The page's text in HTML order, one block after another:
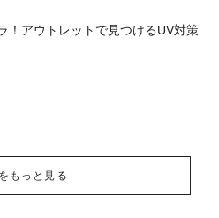
アウトレットで見つけるUV対策ウ
もっと見る